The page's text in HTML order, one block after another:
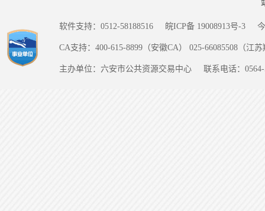
软件支持：0512-58188516 皖ICP备 19008913号-3
CA支持：400-615-8899（安徽CA） 025-66085508（江
主办单位：六安市公共资源交易中心 联系电话：0564-